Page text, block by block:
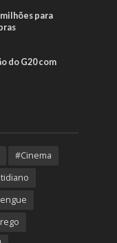
para
do G20 com
#Cinema